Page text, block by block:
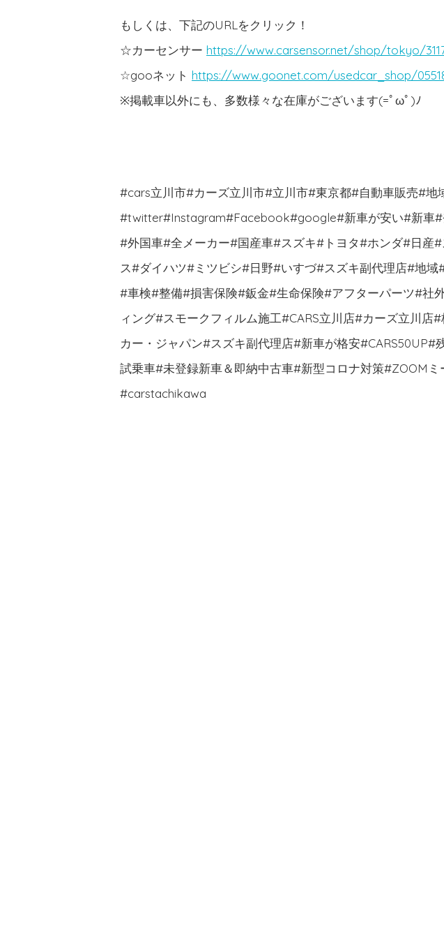
もしくは、下記のURLをクリック！
☆カーセンサー https://www.carsensor.net/shop/tokyo/
☆gooネット https://www.goonet.com/usedcar_shop/
※掲載車以外にも、多数様々な在庫がございます(=ﾟωﾟ)ﾉ
#cars立川市#カーズ立川市#立川市#東京都#自動車販売#地
#twitter#Instagram#Facebook#google#新車が安い#新車#
#外国車#全メーカー#国産車#スズキ#トヨタ#ホンダ#日産
ス#ダイハツ#ミツビシ#日野#いすづ#スズキ副代理店#地
#車検#整備#損害保険#鈑金#生命保険#アフターパーツ#社
ィング#スモークフィルム施工#CARS立川店#カーズ立川店
カー・ジャパン#スズキ副代理店#新車が格安#CARS50UP#
試乗車#未登録新車＆即納中古車#新型コロナ対策#ZOOM
#carstachikawa